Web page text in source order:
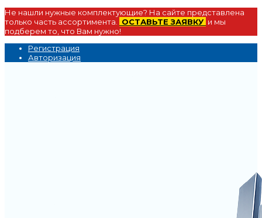
Не нашли нужные комплектующие? На сайте представлена
только часть ассортимента.
ОСТАВЬТЕ ЗАЯВКУ и мы
подберем то, что Вам нужно!
Регистрация
Авторизация